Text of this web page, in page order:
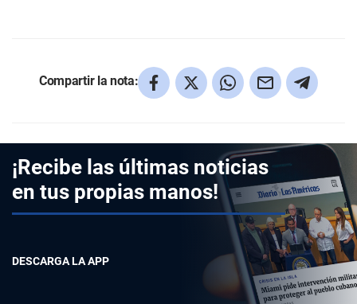
Compartir la nota:
¡Recibe las últimas noticias
en tus propias manos!
DESCARGA LA APP